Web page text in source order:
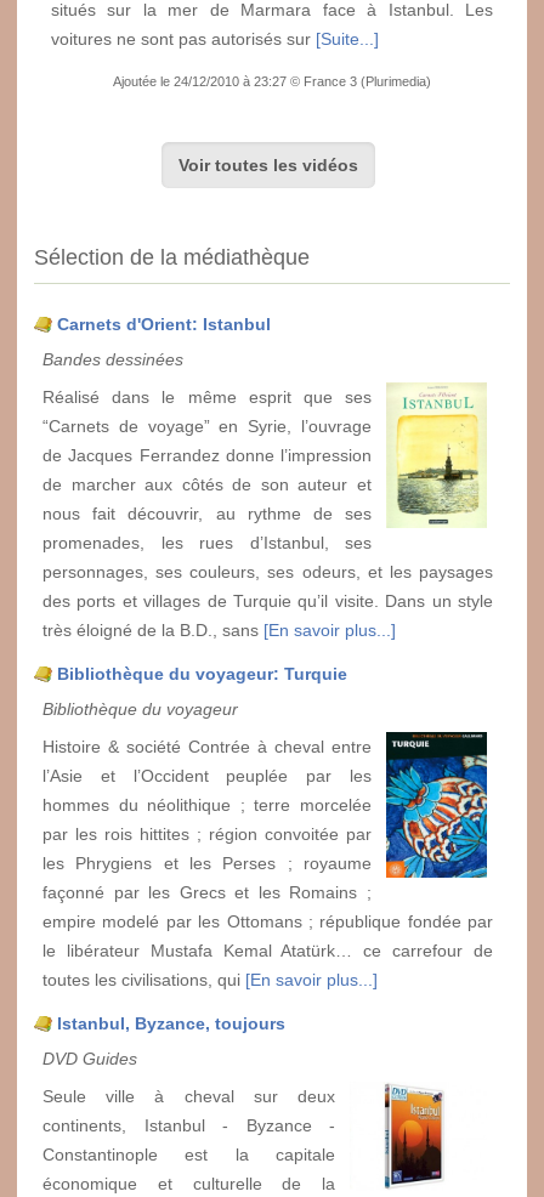
situés sur la mer de Marmara face à Istanbul. Les
voitures ne sont pas autorisés sur [Suite...]
Ajoutée le 24/12/2010 à 23:27 © France 3 (Plurimedia)
Voir toutes les vidéos
Sélection de la médiathèque
Carnets d'Orient: Istanbul
Bandes dessinées
Réalisé dans le même esprit que ses
“Carnets de voyage” en Syrie, l’ouvrage
de Jacques Ferrandez donne l’impression
de marcher aux côtés de son auteur et
nous fait découvrir, au rythme de ses
promenades, les rues d’Istanbul, ses
personnages, ses couleurs, ses odeurs, et les paysages
des ports et villages de Turquie qu’il visite. Dans un style
très éloigné de la B.D., sans [En savoir plus...]
Bibliothèque du voyageur: Turquie
Bibliothèque du voyageur
Histoire & société Contrée à cheval entre
l’Asie et l’Occident peuplée par les
hommes du néolithique ; terre morcelée
par les rois hittites ; région convoitée par
les Phrygiens et les Perses ; royaume
façonné par les Grecs et les Romains ;
empire modelé par les Ottomans ; république fondée par
le libérateur Mustafa Kemal Atatürk… ce carrefour de
toutes les civilisations, qui [En savoir plus...]
Istanbul, Byzance, toujours
DVD Guides
Seule ville à cheval sur deux
continents, Istanbul - Byzance -
Constantinople est la capitale
économique et culturelle de la